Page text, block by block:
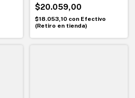
y tono renovado
$20.059,00
$18.053,10 con Efectivo
(Retiro en tienda)